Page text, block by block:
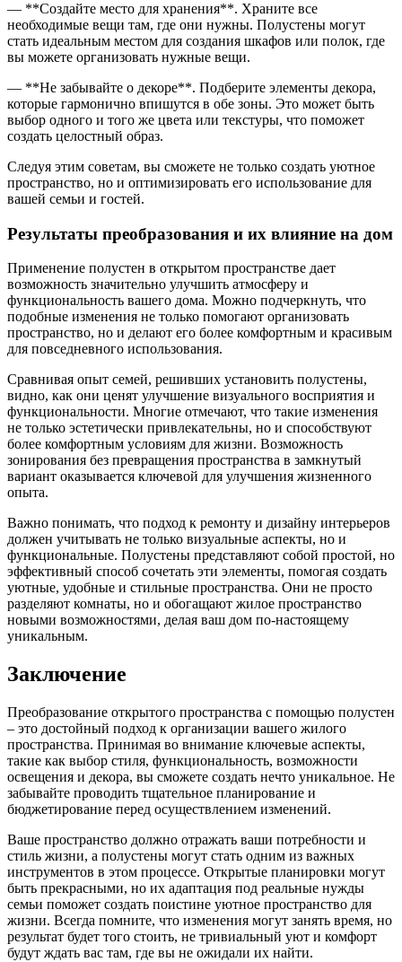
— **Создайте место для хранения**. Храните все
необходимые вещи там, где они нужны. Полустены могут
стать идеальным местом для создания шкафов или полок, где
вы можете организовать нужные вещи.
— **Не забывайте о декоре**. Подберите элементы декора,
которые гармонично впишутся в обе зоны. Это может быть
выбор одного и того же цвета или текстуры, что поможет
создать целостный образ.
Следуя этим советам, вы сможете не только создать уютное
пространство, но и оптимизировать его использование для
вашей семьи и гостей.
Результаты преобразования и их влияние на дом
Применение полустен в открытом пространстве дает
возможность значительно улучшить атмосферу и
функциональность вашего дома. Можно подчеркнуть, что
подобные изменения не только помогают организовать
пространство, но и делают его более комфортным и красивым
для повседневного использования.
Сравнивая опыт семей, решивших установить полустены,
видно, как они ценят улучшение визуального восприятия и
функциональности. Многие отмечают, что такие изменения
не только эстетически привлекательны, но и способствуют
более комфортным условиям для жизни. Возможность
зонирования без превращения пространства в замкнутый
вариант оказывается ключевой для улучшения жизненного
опыта.
Важно понимать, что подход к ремонту и дизайну интерьеров
должен учитывать не только визуальные аспекты, но и
функциональные. Полустены представляют собой простой, но
эффективный способ сочетать эти элементы, помогая создать
уютные, удобные и стильные пространства. Они не просто
разделяют комнаты, но и обогащают жилое пространство
новыми возможностями, делая ваш дом по-настоящему
уникальным.
Заключение
Преобразование открытого пространства с помощью полустен
– это достойный подход к организации вашего жилого
пространства. Принимая во внимание ключевые аспекты,
такие как выбор стиля, функциональность, возможности
освещения и декора, вы сможете создать нечто уникальное. Не
забывайте проводить тщательное планирование и
бюджетирование перед осуществлением изменений.
Ваше пространство должно отражать ваши потребности и
стиль жизни, а полустены могут стать одним из важных
инструментов в этом процессе. Открытые планировки могут
быть прекрасными, но их адаптация под реальные нужды
семьи поможет создать поистине уютное пространство для
жизни. Всегда помните, что изменения могут занять время, но
результат будет того стоить, не тривиальный уют и комфорт
будут ждать вас там, где вы не ожидали их найти.